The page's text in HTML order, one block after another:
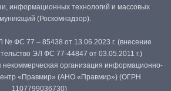
информационных технологий и массовых
(Роскомнадзор).
№ ФС 77 – 85438 от 13.06.2023 г. (внесение
ЭЛ ФС 77-44847 от 03.05.2011 г.)
организация информационно-
«Правмир» (АНО «Правмир») (ОГРН
1107799036730)